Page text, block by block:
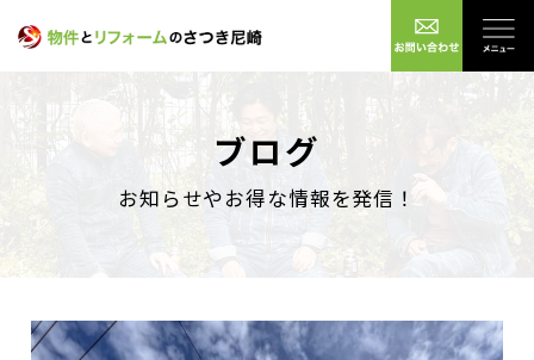
ブログ
お知らせやお得な情報を発信！